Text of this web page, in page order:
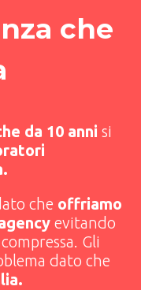
che
da 10 anni si
che offriamo
evitando
Gli
dato che